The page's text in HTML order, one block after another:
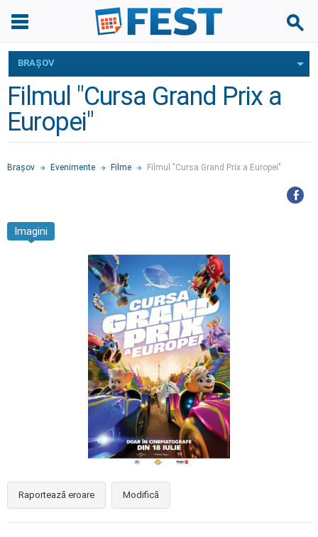
BRAŞOV
Filmul "Cursa Grand Prix a
Europei"
Braşov Evenimente Filme Filmul "Cursa Grand Prix a Europei"
Imagini
Raportează eroare Modifică